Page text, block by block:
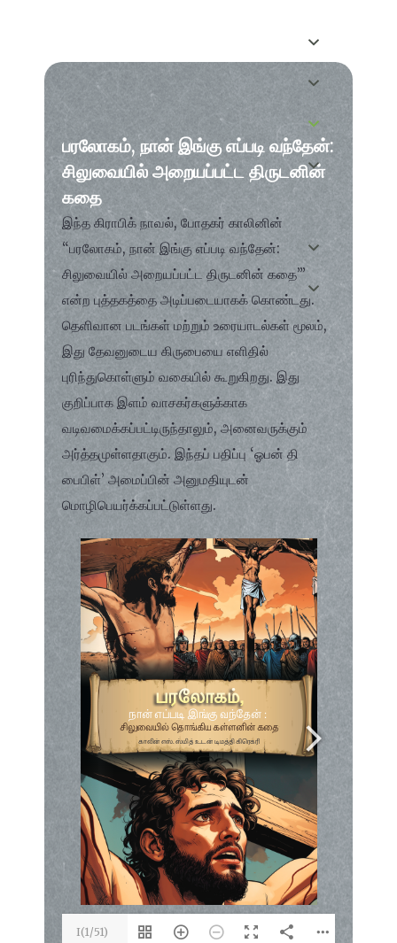
பரலோகம், நான் இங்கு எப்படி வந்தேன்:
சிலுவையில் அறையப்பட்ட திருடனின்
கதை
இந்த கிராபிக் நாவல், போதகர் காலினின்
“பரலோகம், நான் இங்கு எப்படி வந்தேன்:
சிலுவையில் அறையப்பட்ட திருடனின் கதை’”
என்ற புத்தகத்தை அடிப்படையாகக் கொண்டது.
தெளிவான படங்கள் மற்றும் உரையாடல்கள் மூலம்,
இது தேவனுடைய கிருபையை எளிதில்
புரிந்துகொள்ளும் வகையில் கூறுகிறது. இது
குறிப்பாக இளம் வாசகர்களுக்காக
வடிவமைக்கப்பட்டிருந்தாலும், அனைவருக்கும்
அர்த்தமுள்ளதாகும். இந்தப் பதிப்பு ‘ஓபன் தி
பைபிள்’ அமைப்பின் அனுமதியுடன்
மொழிபெயர்க்கப்பட்டுள்ளது.
I(1/51)